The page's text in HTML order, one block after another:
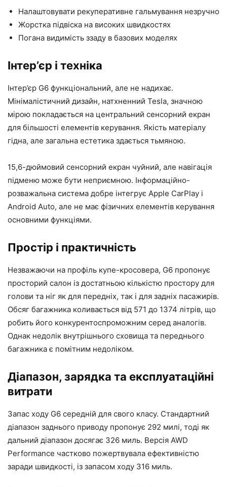
Налаштовувати рекуперативне гальмування незручно
Жорстка підвіска на високих швидкостях
Погана видимість ззаду в базових моделях
Інтер’єр і техніка
Інтер’єр G6 функціональний, але не надихає.
Мінімалістичний дизайн, натхненний Tesla, значною
мірою покладається на центральний сенсорний екран
для більшості елементів керування. Якість матеріалу
гідна, але загальна естетика здається тьмяною.
15,6-дюймовий сенсорний екран чуйний, але навігація
підменю може бути неприємною. Інформаційно-
розважальна система добре інтегрує Apple CarPlay і
Android Auto, але не має фізичних елементів керування
основними функціями.
Простір і практичність
Незважаючи на профіль купе-кросовера, G6 пропонує
просторий салон із достатньою кількістю простору для
голови та ніг як для передніх, так і для задніх пасажирів.
Обсяг багажника коливається від 571 до 1374 літрів, що
робить його конкурентоспроможним серед аналогів.
Однак недолік внутрішнього сховища та переднього
багажника є помітним недоліком.
Діапазон, зарядка та експлуатаційні
витрати
Запас ходу G6 середній для свого класу. Стандартний
діапазон заднього приводу пропонує 292 милі, тоді як
дальний діапазон досягає 326 миль. Версія AWD
Performance частково пожертвувала ефективністю
заради швидкості, із запасом ходу 316 миль.